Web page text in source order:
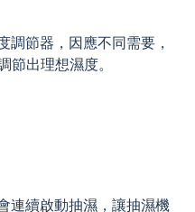
調節器，因應不同需要，
出理想濕度。
連續啟動抽濕，讓抽濕機